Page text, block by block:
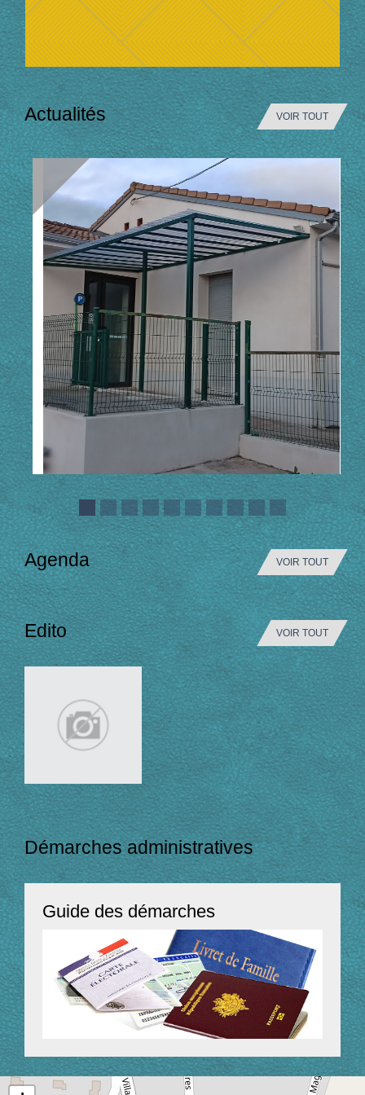
Actualités VOIR TOUT
Agenda VOIR TOUT
Edito VOIR TOUT
Démarches administratives
Guide des démarches